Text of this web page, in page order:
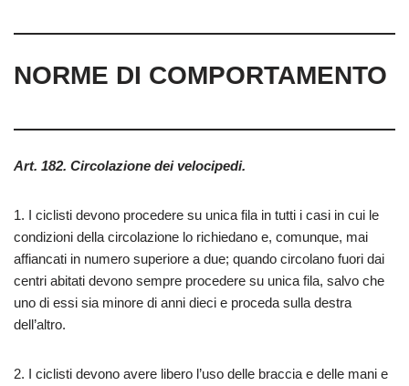
NORME DI COMPORTAMENTO
Art. 182. Circolazione dei velocipedi.
1. I ciclisti devono procedere su unica fila in tutti i casi in cui le
condizioni della circolazione lo richiedano e, comunque, mai
affiancati in numero superiore a due; quando circolano fuori dai
centri abitati devono sempre procedere su unica fila, salvo che
uno di essi sia minore di anni dieci e proceda sulla destra
dell’altro.
2. I ciclisti devono avere libero l’uso delle braccia e delle mani e